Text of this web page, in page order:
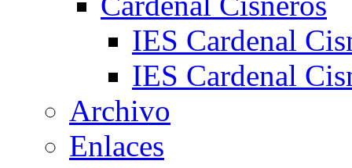
IES Cardenal
IES Cardenal
Archivo
Enlaces